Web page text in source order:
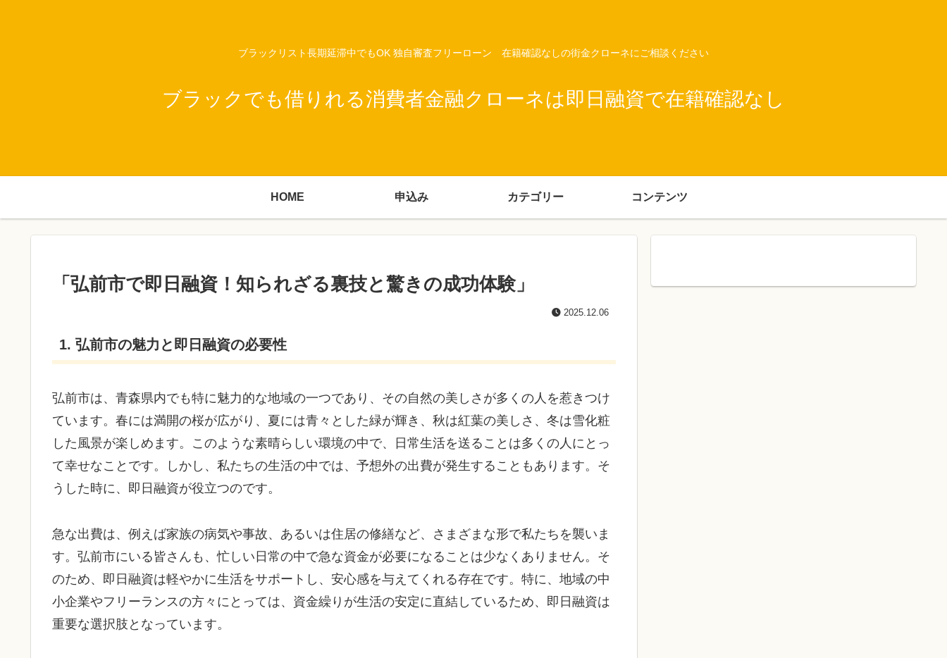
ブラックリスト長期延滞中でもOK 独自審査フリーローン 在籍確認なしの街金クローネにご相談ください
ブラックでも借りれる消費者金融クローネは即日融資で在籍確認なし
HOME 申込み カテゴリー コンテンツ
「弘前市で即日融資！知られざる裏技と驚きの成功体験」
2025.12.06
1. 弘前市の魅力と即日融資の必要性
弘前市は、青森県内でも特に魅力的な地域の一つであり、その自然の美しさが多くの人を惹きつけ
ています。春には満開の桜が広がり、夏には青々とした緑が輝き、秋は紅葉の美しさ、冬は雪化粧
した風景が楽しめます。このような素晴らしい環境の中で、日常生活を送ることは多くの人にとっ
て幸せなことです。しかし、私たちの生活の中では、予想外の出費が発生することもあります。そ
うした時に、即日融資が役立つのです。
急な出費は、例えば家族の病気や事故、あるいは住居の修繕など、さまざまな形で私たちを襲いま
す。弘前市にいる皆さんも、忙しい日常の中で急な資金が必要になることは少なくありません。そ
のため、即日融資は軽やかに生活をサポートし、安心感を与えてくれる存在です。特に、地域の中
小企業やフリーランスの方々にとっては、資金繰りが生活の安定に直結しているため、即日融資は
重要な選択肢となっています。